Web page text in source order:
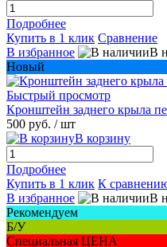
Подробнее
Купить в 1 клик Сравнение
В избранное
В
Новый
Быстрый просмотр
Кронштейн заднего крыла
500 руб. / шт
В корзину
Подробнее
Купить в 1 клик К
В избранное
В
Рекомендуем
Б/У
Специальная ЦЕНА